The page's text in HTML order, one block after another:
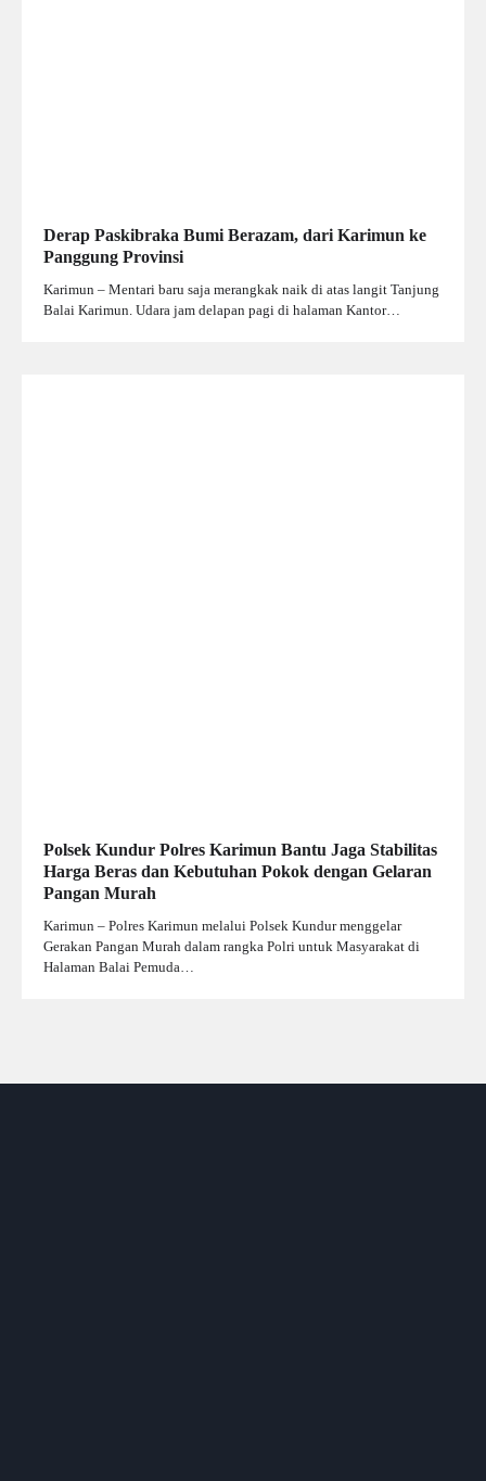
Derap Paskibraka Bumi Berazam, dari Karimun ke
Panggung Provinsi
Karimun – Mentari baru saja merangkak naik di atas langit Tanjung
Balai Karimun. Udara jam delapan pagi di halaman Kantor…
Polsek Kundur Polres Karimun Bantu Jaga Stabilitas
Harga Beras dan Kebutuhan Pokok dengan Gelaran
Pangan Murah
Karimun – Polres Karimun melalui Polsek Kundur menggelar
Gerakan Pangan Murah dalam rangka Polri untuk Masyarakat di
Halaman Balai Pemuda…